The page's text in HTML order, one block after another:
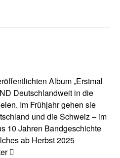
Album „Erstmal
Deutschlandweit in die
Im Frühjahr gehen sie
und die Schweiz – im
10 Jahren Bandgeschichte
ab Herbst 2025